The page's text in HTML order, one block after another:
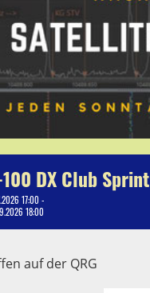
100 DX Club Sprint
17:00 -
18:00
auf der QRG